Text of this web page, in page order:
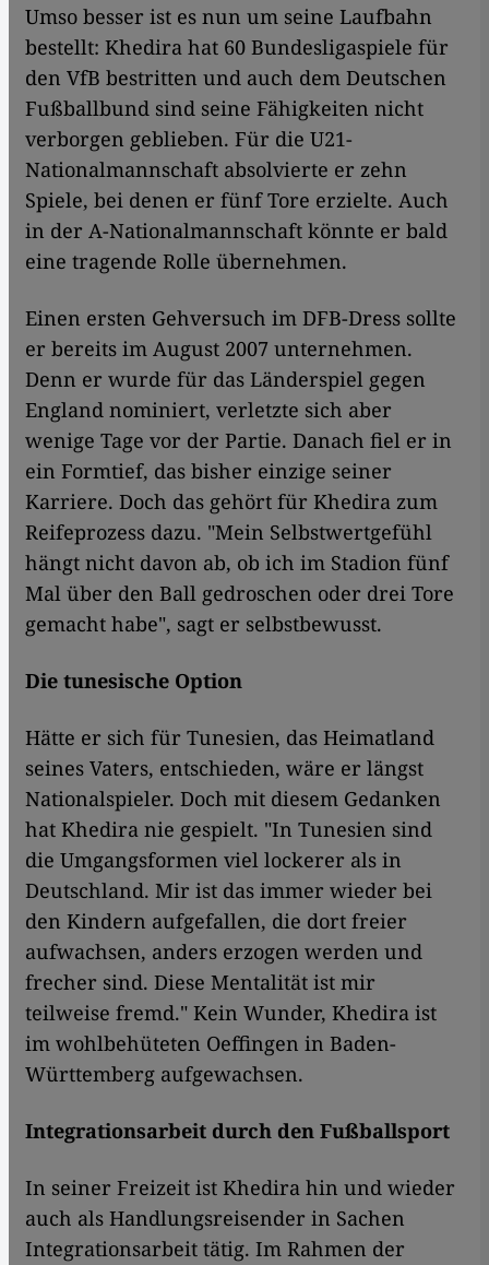
Umso besser ist es nun um seine Laufbahn
bestellt: Khedira hat 60 Bundesligaspiele für
den VfB bestritten und auch dem Deutschen
Fußballbund sind seine Fähigkeiten nicht
verborgen geblieben. Für die U21-
Nationalmannschaft absolvierte er zehn
Spiele, bei denen er fünf Tore erzielte. Auch
in der A-Nationalmannschaft könnte er bald
eine tragende Rolle übernehmen.
Einen ersten Gehversuch im DFB-Dress sollte
er bereits im August 2007 unternehmen.
Denn er wurde für das Länderspiel gegen
England nominiert, verletzte sich aber
wenige Tage vor der Partie. Danach fiel er in
ein Formtief, das bisher einzige seiner
Karriere. Doch das gehört für Khedira zum
Reifeprozess dazu. "Mein Selbstwertgefühl
hängt nicht davon ab, ob ich im Stadion fünf
Mal über den Ball gedroschen oder drei Tore
gemacht habe", sagt er selbstbewusst.
Die tunesische Option
Hätte er sich für Tunesien, das Heimatland
seines Vaters, entschieden, wäre er längst
Nationalspieler. Doch mit diesem Gedanken
hat Khedira nie gespielt. "In Tunesien sind
die Umgangsformen viel lockerer als in
Deutschland. Mir ist das immer wieder bei
den Kindern aufgefallen, die dort freier
aufwachsen, anders erzogen werden und
frecher sind. Diese Mentalität ist mir
teilweise fremd." Kein Wunder, Khedira ist
im wohlbehüteten Oeffingen in Baden-
Württemberg aufgewachsen.
Integrationsarbeit durch den Fußballsport
In seiner Freizeit ist Khedira hin und wieder
auch als Handlungsreisender in Sachen
Integrationsarbeit tätig. Im Rahmen der